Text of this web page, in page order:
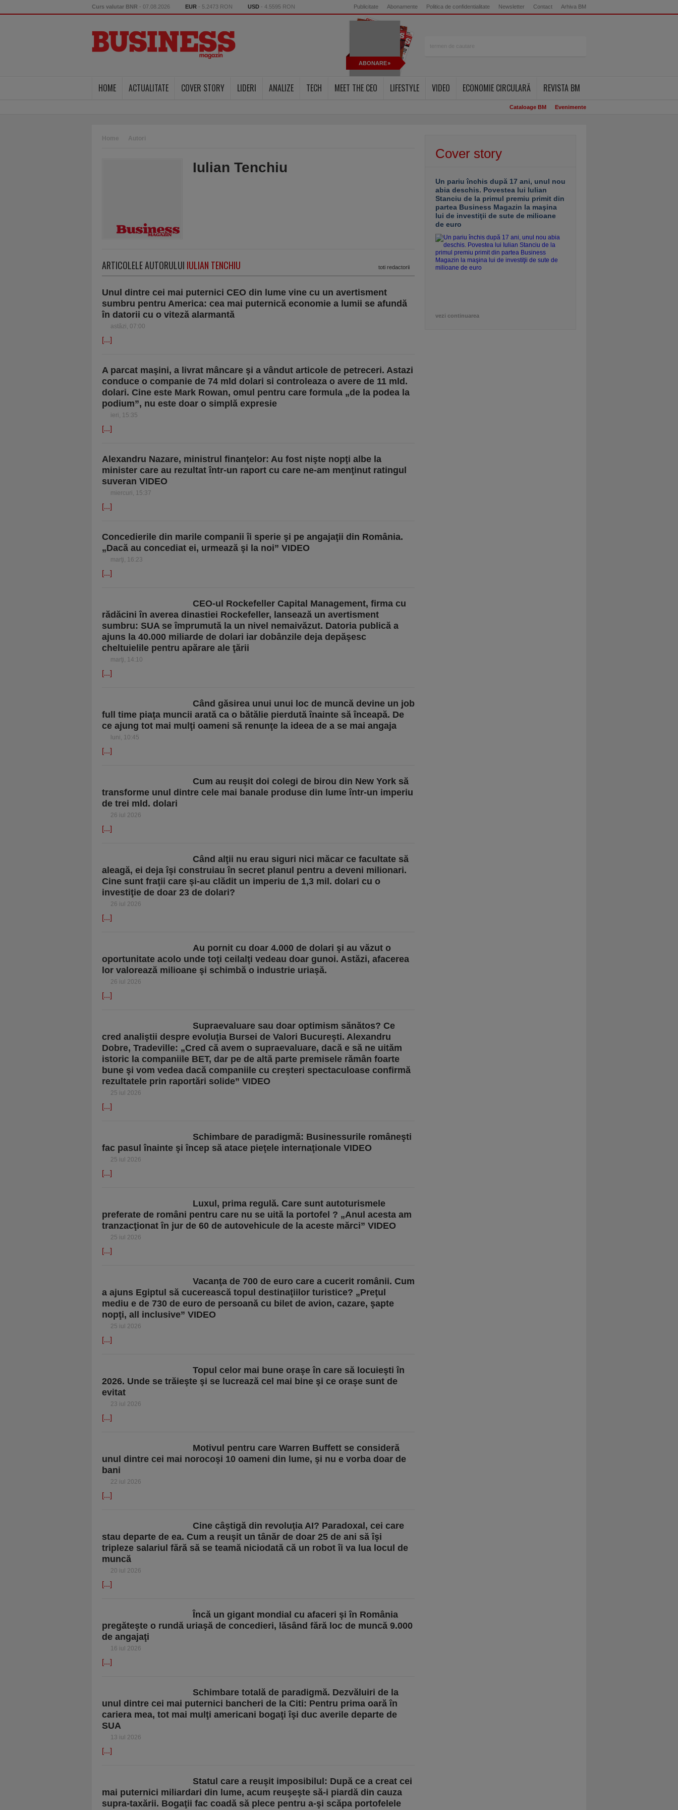
Curs valutar BNR - 07.08.2026 EUR - 5.2473 RON USD - 4.5595 RON Publicitate Abonamente Politica de confidentialitate Newsletter Contact Arhiva BM
ABONARE
HOME ACTUALITATE COVER STORY LIDERI ANALIZE TECH MEET THE CEO LIFESTYLE VIDEO ECONOMIE CIRCULARĂ REVISTA BM
Cataloage BM Evenimente
Home Autori
Iulian Tenchiu
ARTICOLELE AUTORULUI IULIAN TENCHIU toti redactorii
Unul dintre cei mai puternici CEO din lume vine cu un avertisment
sumbru pentru America: cea mai puternică economie a lumii se afundă
în datorii cu o viteză alarmantă
astăzi, 07:00
[...]
A parcat maşini, a livrat mâncare şi a vândut articole de petreceri. Astazi
conduce o companie de 74 mld dolari si controleaza o avere de 11 mld.
dolari. Cine este Mark Rowan, omul pentru care formula „de la podea la
podium”, nu este doar o simplă expresie
ieri, 15:35
[...]
Alexandru Nazare, ministrul finanţelor: Au fost nişte nopţi albe la
minister care au rezultat într-un raport cu care ne-am menţinut ratingul
suveran VIDEO
miercuri, 15:37
[...]
Concedierile din marile companii îi sperie şi pe angajaţii din România.
„Dacă au concediat ei, urmează şi la noi” VIDEO
marţi, 16:23
[...]
CEO-ul Rockefeller Capital Management, firma cu
rădăcini în averea dinastiei Rockefeller, lansează un avertisment
sumbru: SUA se împrumută la un nivel nemaivăzut. Datoria publică a
ajuns la 40.000 miliarde de dolari iar dobânzile deja depăşesc
cheltuielile pentru apărare ale ţării
marţi, 14:10
[...]
Când găsirea unui unui loc de muncă devine un job
full time piaţa muncii arată ca o bătălie pierdută înainte să înceapă. De
ce ajung tot mai mulţi oameni să renunţe la ideea de a se mai angaja
luni, 10:45
[...]
Cum au reuşit doi colegi de birou din New York să
transforme unul dintre cele mai banale produse din lume într-un imperiu
de trei mld. dolari
26 iul 2026
[...]
Când alţii nu erau siguri nici măcar ce facultate să
aleagă, ei deja îşi construiau în secret planul pentru a deveni milionari.
Cine sunt fraţii care şi-au clădit un imperiu de 1,3 mil. dolari cu o
investiţie de doar 23 de dolari?
26 iul 2026
[...]
Au pornit cu doar 4.000 de dolari şi au văzut o
oportunitate acolo unde toţi ceilalţi vedeau doar gunoi. Astăzi, afacerea
lor valorează milioane şi schimbă o industrie uriaşă.
26 iul 2026
[...]
Supraevaluare sau doar optimism sănătos? Ce
cred analiştii despre evoluţia Bursei de Valori Bucureşti. Alexandru
Dobre, Tradeville: „Cred că avem o supraevaluare, dacă e să ne uităm
istoric la companiile BET, dar pe de altă parte premisele rămân foarte
bune şi vom vedea dacă companiile cu creşteri spectaculoase confirmă
rezultatele prin raportări solide” VIDEO
25 iul 2026
[...]
Schimbare de paradigmă: Businessurile româneşti
fac pasul înainte şi încep să atace pieţele internaţionale VIDEO
25 iul 2026
[...]
Luxul, prima regulă. Care sunt autoturismele
preferate de români pentru care nu se uită la portofel ? „Anul acesta am
tranzacţionat în jur de 60 de autovehicule de la aceste mărci” VIDEO
25 iul 2026
[...]
Vacanţa de 700 de euro care a cucerit românii. Cum
a ajuns Egiptul să cucerească topul destinaţiilor turistice? „Preţul
mediu e de 730 de euro de persoană cu bilet de avion, cazare, şapte
nopţi, all inclusive” VIDEO
25 iul 2026
[...]
Topul celor mai bune oraşe în care să locuieşti în
2026. Unde se trăieşte şi se lucrează cel mai bine şi ce oraşe sunt de
evitat
23 iul 2026
[...]
Motivul pentru care Warren Buffett se consideră
unul dintre cei mai norocoşi 10 oameni din lume, şi nu e vorba doar de
bani
22 iul 2026
[...]
Cine câştigă din revoluţia AI? Paradoxal, cei care
stau departe de ea. Cum a reuşit un tânăr de doar 25 de ani să îşi
tripleze salariul fără să se teamă niciodată că un robot îi va lua locul de
muncă
20 iul 2026
[...]
Încă un gigant mondial cu afaceri şi în România
pregăteşte o rundă uriaşă de concedieri, lăsând fără loc de muncă 9.000
de angajaţi
16 iul 2026
[...]
Schimbare totală de paradigmă. Dezvăluiri de la
unul dintre cei mai puternici bancheri de la Citi: Pentru prima oară în
cariera mea, tot mai mulţi americani bogaţi îşi duc averile departe de
SUA
13 iul 2026
[...]
Statul care a reuşit imposibilul: După ce a creat cei
mai puternici miliardari din lume, acum reuşeşte să-i piardă din cauza
supra-taxării. Bogaţii fac coadă să plece pentru a-şi scăpa portofelele
Cover story
Un pariu închis după 17 ani, unul nou
abia deschis. Povestea lui Iulian
Stanciu de la primul premiu primit din
partea Business Magazin la maşina
lui de investiţii de sute de milioane
de euro
vezi continuarea